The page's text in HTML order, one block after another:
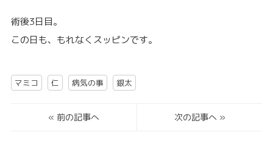
術後3日目。
この日も、もれなくスッピンです。
マミコ 仁 病気の事 銀太
« 前の記事へ 次の記事へ»